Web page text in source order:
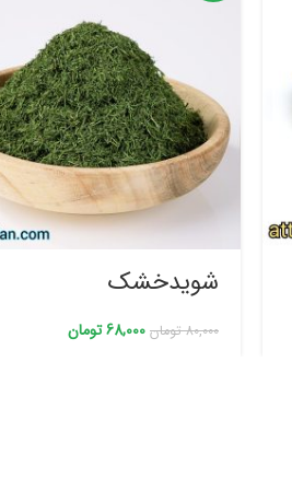
شوید‌خشک
80,000 تومان 68,000تومان